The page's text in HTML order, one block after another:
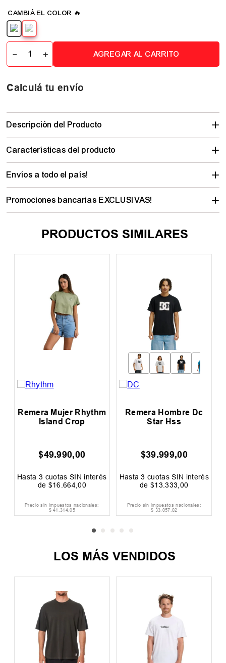
＋
－ AGREGAR AL CARRITO
Calculá tu envío
Descripción del Producto
Características del producto
Envíos a todo el país!
Promociones bancarias EXCLUSIVAS!
PRODUCTOS SIMILARES
Remera Mujer Rhythm
Island Crop
$49.990,00
Hasta3cuotas SIN interés
de$16.664,00
Precio sin impuestos nacionales:
41.314,05
Remera Hombre Dc
Star Hss
$39.999,00
Hasta3cuotas SIN interés
de$13.333,00
Precio sin impuestos nacionales:
33.057,02
LOS MÁS VENDIDOS